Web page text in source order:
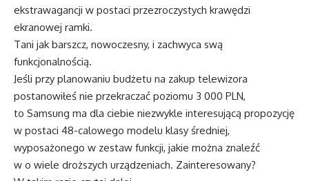
ekstrawagancji w postaci przezroczystych krawędzi
ekranowej ramki.
Tani jak barszcz, nowoczesny, i zachwyca swą
funkcjonalnością.
Jeśli przy planowaniu budżetu na zakup telewizora
postanowiłeś nie przekraczać poziomu 3 000 PLN,
to Samsung ma dla ciebie niezwykle interesującą propozycję
w postaci 48-calowego modelu klasy średniej,
wyposażonego w zestaw funkcji, jakie można znaleźć
w o wiele droższych urządzeniach. Zainteresowany?